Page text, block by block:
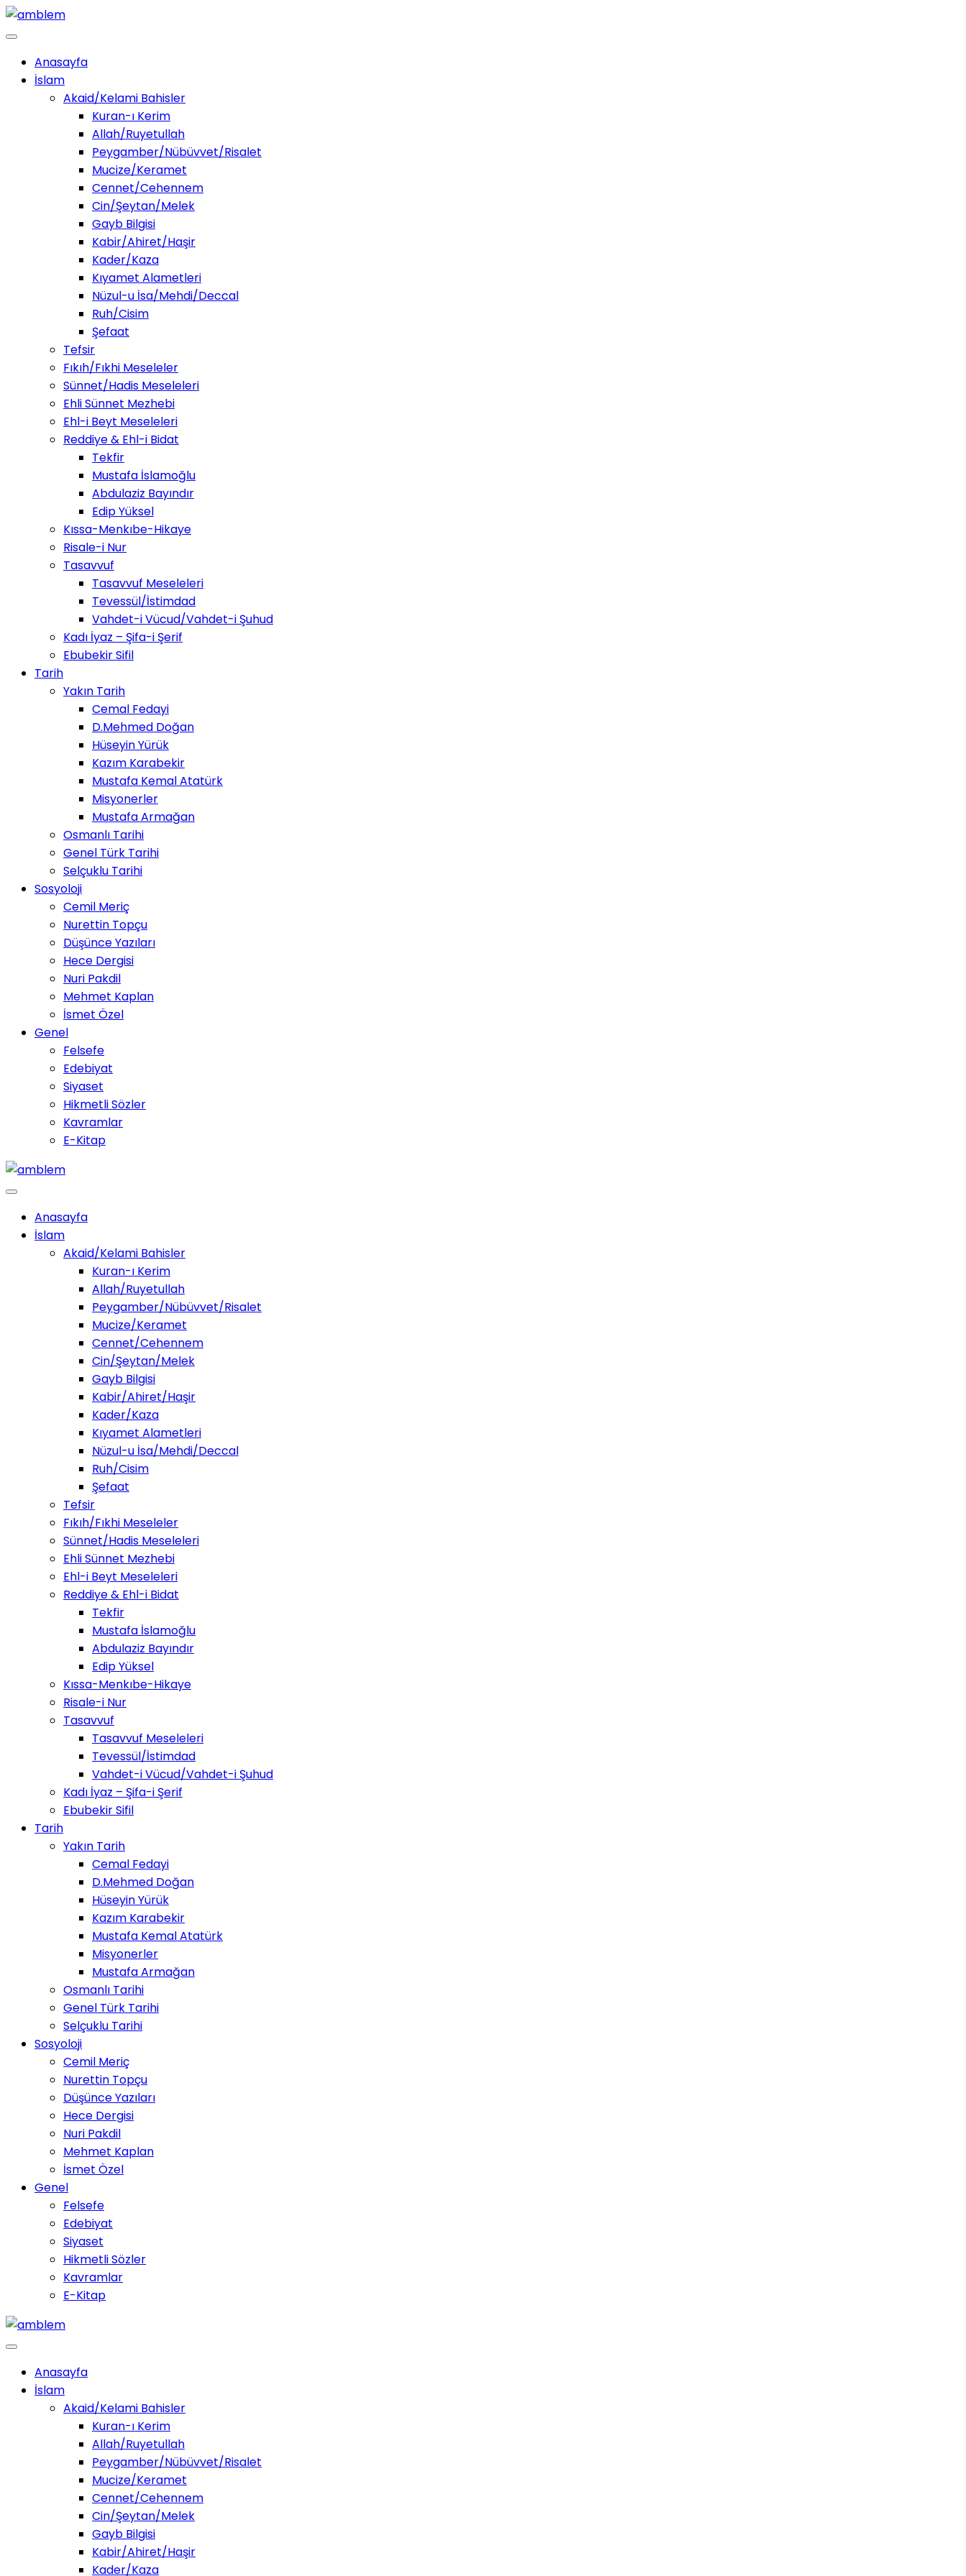
Anasayfa
İslam
Akaid/Kelami Bahisler
Kuran-ı Kerim
Allah/Ruyetullah
Peygamber/Nübüvvet/Risalet
Mucize/Keramet
Cennet/Cehennem
Cin/Şeytan/Melek
Gayb Bilgisi
Kabir/Ahiret/Haşir
Kader/Kaza
Kıyamet Alametleri
Nüzul-u İsa/Mehdi/Deccal
Ruh/Cisim
Şefaat
Tefsir
Fıkıh/Fıkhi Meseleler
Sünnet/Hadis Meseleleri
Ehli Sünnet Mezhebi
Ehl-i Beyt Meseleleri
Reddiye & Ehl-i Bidat
Tekfir
Mustafa İslamoğlu
Abdulaziz Bayındır
Edip Yüksel
Kıssa-Menkıbe-Hikaye
Risale-i Nur
Tasavvuf
Tasavvuf Meseleleri
Tevessül/İstimdad
Vahdet-i Vücud/Vahdet-i Şuhud
Kadı İyaz – Şifa-i Şerif
Ebubekir Sifil
Tarih
Yakın Tarih
Cemal Fedayi
D.Mehmed Doğan
Hüseyin Yürük
Kazım Karabekir
Mustafa Kemal Atatürk
Misyonerler
Mustafa Armağan
Osmanlı Tarihi
Genel Türk Tarihi
Selçuklu Tarihi
Sosyoloji
Cemil Meriç
Nurettin Topçu
Düşünce Yazıları
Hece Dergisi
Nuri Pakdil
Mehmet Kaplan
İsmet Özel
Genel
Felsefe
Edebiyat
Siyaset
Hikmetli Sözler
Kavramlar
E-Kitap
Anasayfa
İslam
Akaid/Kelami Bahisler
Kuran-ı Kerim
Allah/Ruyetullah
Peygamber/Nübüvvet/Risalet
Mucize/Keramet
Cennet/Cehennem
Cin/Şeytan/Melek
Gayb Bilgisi
Kabir/Ahiret/Haşir
Kader/Kaza
Kıyamet Alametleri
Nüzul-u İsa/Mehdi/Deccal
Ruh/Cisim
Şefaat
Tefsir
Fıkıh/Fıkhi Meseleler
Sünnet/Hadis Meseleleri
Ehli Sünnet Mezhebi
Ehl-i Beyt Meseleleri
Reddiye & Ehl-i Bidat
Tekfir
Mustafa İslamoğlu
Abdulaziz Bayındır
Edip Yüksel
Kıssa-Menkıbe-Hikaye
Risale-i Nur
Tasavvuf
Tasavvuf Meseleleri
Tevessül/İstimdad
Vahdet-i Vücud/Vahdet-i Şuhud
Kadı İyaz – Şifa-i Şerif
Ebubekir Sifil
Tarih
Yakın Tarih
Cemal Fedayi
D.Mehmed Doğan
Hüseyin Yürük
Kazım Karabekir
Mustafa Kemal Atatürk
Misyonerler
Mustafa Armağan
Osmanlı Tarihi
Genel Türk Tarihi
Selçuklu Tarihi
Sosyoloji
Cemil Meriç
Nurettin Topçu
Düşünce Yazıları
Hece Dergisi
Nuri Pakdil
Mehmet Kaplan
İsmet Özel
Genel
Felsefe
Edebiyat
Siyaset
Hikmetli Sözler
Kavramlar
E-Kitap
Anasayfa
İslam
Akaid/Kelami Bahisler
Kuran-ı Kerim
Allah/Ruyetullah
Peygamber/Nübüvvet/Risalet
Mucize/Keramet
Cennet/Cehennem
Cin/Şeytan/Melek
Gayb Bilgisi
Kabir/Ahiret/Haşir
Kader/Kaza